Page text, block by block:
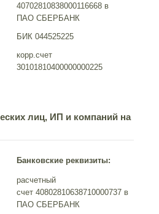
40702810838000116668 в
ПАО СБЕРБАНК
БИК 044525225
корр.счет
30101810400000000225
лиц, ИП и компаний на
Банковские реквизиты:
расчетный
счет 40802810638710000737 в
ПАО СБЕРБАНК